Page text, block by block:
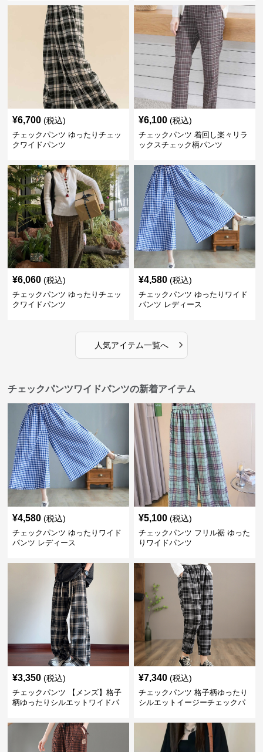
¥6,700 (税込)
チェックパンツ ゆったりチェッ
クワイドパンツ
¥6,100 (税込)
チェックパンツ 着回し楽々リラ
ックスチェック柄パンツ
¥6,060 (税込)
チェックパンツ ゆったりチェッ
クワイドパンツ
¥4,580 (税込)
チェックパンツ ゆったりワイド
パンツ レディース
人気アイテム一覧へ ›
チェックパンツワイドパンツの新着アイテム
¥4,580 (税込)
チェックパンツ ゆったりワイド
パンツ レディース
¥5,100 (税込)
チェックパンツ フリル裾 ゆった
りワイドパンツ
¥3,350 (税込)
チェックパンツ 【メンズ】格子
柄ゆったりシルエットワイドパ
¥7,340 (税込)
チェックパンツ 格子柄ゆったり
シルエットイージーチェックパ